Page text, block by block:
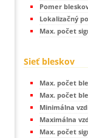
Pomer
Lokalizačný
Max. počet
Sieť bleskov
Max. počet
Max. počet
Minimálna
Maximálna
Max. počet